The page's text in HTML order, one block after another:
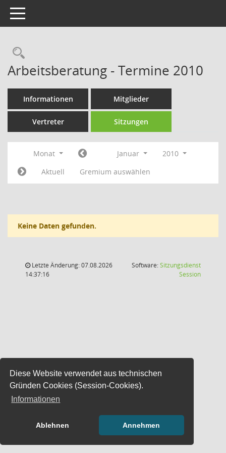
Diese Website verwendet aus technischen
Gründen Cookies (Session-Cookies).
Informationen
Ablehnen Annehmen
Toggle navigation
Rechercheauswahl
Arbeitsberatung - Termine 2010
Informationen Mitglieder
Vertreter Sitzungen
Monat Januar
2010
Aktuell
Gremium auswählen
Keine Daten gefunden.
Letzte Änderung: 07.08.2026
14:37:16
Software:Sitzungsdienst
Session(Wird in